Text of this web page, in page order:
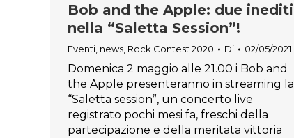
Bob and the Apple: due inediti
nella “Saletta Session”!
Eventi news Rock Contest 2020 Di 02/05/2021
Domenica 2 maggio alle 21.00 i Bob and
the Apple presenteranno in streaming la
“Saletta session”, un concerto live
registrato pochi mesi fa, freschi della
partecipazione e della meritata vittoria